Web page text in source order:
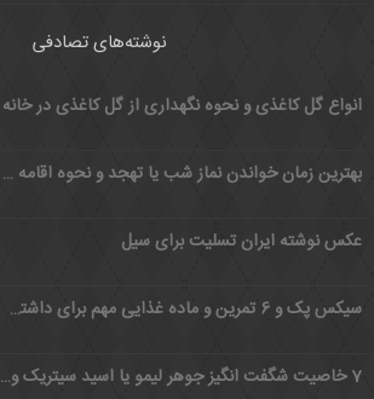
نوشته‌های تصادفی
انواع گل کاغذی و نحوه نگهداری از گل کاغذی در خانه
بهترین زمان خواندن نماز شب یا تهجد و نحوه اقامه نماز تهجد
عکس نوشته ایران تسلیت برای سیل
سیکس پک و 6 تمرین و ماده غذایی مهم برای داشتن شکم شش تکه
7 خاصیت شگفت انگیز جوهر لیمو یا اسید سیتریک و مضرات آن